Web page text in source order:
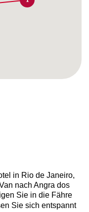
in Rio de Janeiro,
nach Angra dos
Sie in die Fähre
Sie sich entspannt